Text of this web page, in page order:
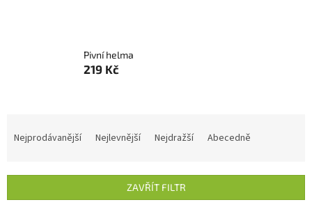
Pivní helma
219 Kč
í
Nejprodávanější Nejlevnější Nejdražší Abecedně
ZAVŘÍT FILTR